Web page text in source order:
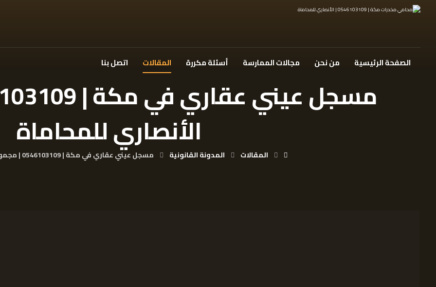
الصفحة الرئيسية من نحن مجالات الممارسة أسئلة مكررة المقالات اتصل بنا
الأنصاري للمحاماة
المقالات المدونة القانونية مسجل عيني عقاري في مكة | 0546103109 | مجموعة الأنصاري للمحاماة